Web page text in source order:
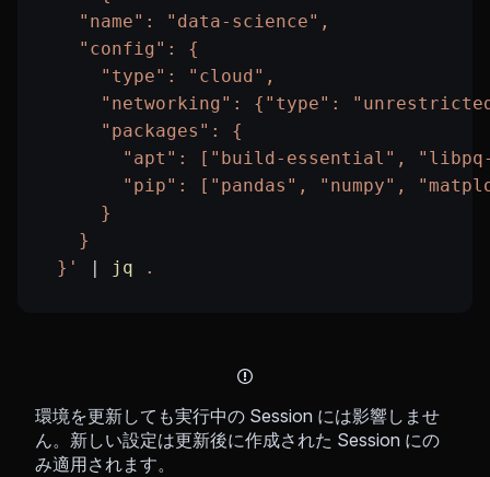
    "name": "data-science",
    "config": {
      "type": "cloud",
"networking": {"type":
      "packages": {
"apt": ["build-essential",
"pip": ["pandas", "numpy",
      }
    }
  }'
jq .
環境を更新しても実行中の Session には影響しませ
ん。新しい設定は更新後に作成された Session にの
み適用されます。